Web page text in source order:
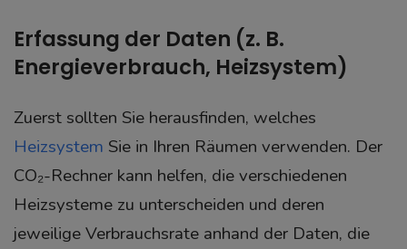
Erfassung der Daten (z. B.
Energieverbrauch, Heizsystem)
Zuerst sollten Sie herausfinden, welches
Heizsystem Sie in Ihren Räumen verwenden. Der
CO₂-Rechner kann helfen, die verschiedenen
Heizsysteme zu unterscheiden und deren
jeweilige Verbrauchsrate anhand der Daten, die